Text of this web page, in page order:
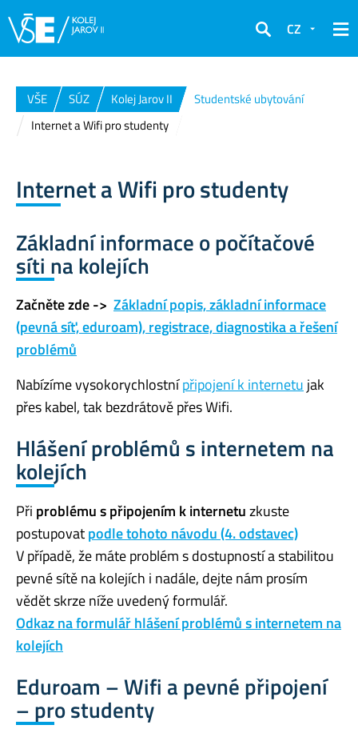
Hledat
CZ
VŠE SÚZ Kolej Jarov II
Studentské ubytování
Internet a Wifi pro studenty
Internet a Wifi pro studenty
Základní informace o počítačové
síti na kolejích
Začněte zde -> Základní popis, základní informace
(pevná síť, eduroam), registrace, diagnostika a řešení
problémů
Nabízíme vysokorychlostnípřipojení k internetu jak
přes kabel, tak bezdrátově přes Wifi.
Hlášení problémů s internetem na
kolejích
Při problému s připojením k internetuzkuste
postupovatpodle tohoto návodu (4. odstavec)
V případě, že máte problém s dostupností a stabilitou
pevné sítě na kolejích i nadále, dejte nám prosím
vědět skrze níže uvedený formulář.
Odkaz na formulář hlášení problémů s internetem na
kolejích
Eduroam – Wifi a pevné připojení
– pro studenty